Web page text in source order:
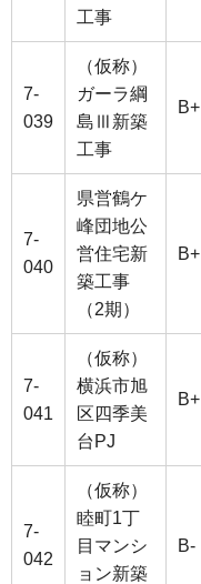
工事
7-
039
（仮称）
ガーラ綱
島Ⅲ新築
工事
B+
7-
040
県営鶴ケ
峰団地公
営住宅新
築工事
（2期）
B+
7-
041
（仮称）
横浜市旭
区四季美
台PJ
B+
7-
042
（仮称）
睦町1丁
目マンシ
ョン新築
B-